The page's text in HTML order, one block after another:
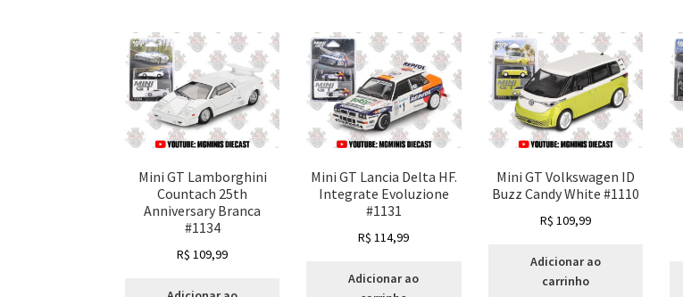
Mini GT Lamborghini
Countach 25th
Anniversary Branca
#1134
R$ 109,99
Mini GT Lancia Delta HF.
Integrate Evoluzione
#1131
R$ 114,99
Adicionar ao
Mini GT Volkswagen ID
Buzz Candy White #1110
R$ 109,99
Adicionar ao
carrinho